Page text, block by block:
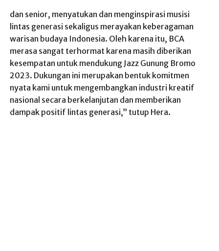
dan senior, menyatukan dan menginspirasi musisi
lintas generasi sekaligus merayakan keberagaman
warisan budaya Indonesia. Oleh karena itu, BCA
merasa sangat terhormat karena masih diberikan
kesempatan untuk mendukung Jazz Gunung Bromo
2023. Dukungan ini merupakan bentuk komitmen
nyata kami untuk mengembangkan industri kreatif
nasional secara berkelanjutan dan memberikan
dampak positif lintas generasi,” tutup Hera.